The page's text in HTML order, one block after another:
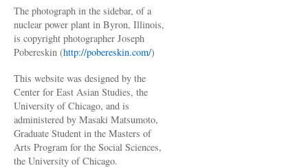
The photograph in the sidebar, of a
nuclear power plant in Byron, Illinois,
is copyright photographer Joseph
Pobereskin (http://pobereskin.com/)
This website was designed by the
Center for East Asian Studies, the
University of Chicago, and is
administered by Masaki Matsumoto,
Graduate Student in the Masters of
Arts Program for the Social Sciences,
the University of Chicago.